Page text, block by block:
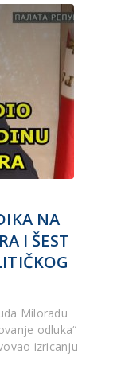
NA
I ŠEST
Miloradu
odluka“
izricanju